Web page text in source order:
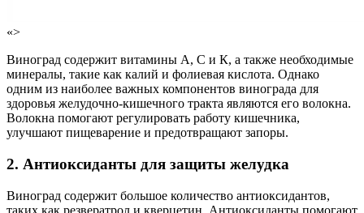
«>
Виноград содержит витамины А, С и К, а также необходимые
минералы, такие как калий и фолиевая кислота. Однако
одним из наиболее важных компонентов винограда для
здоровья желудочно-кишечного тракта являются его волокна.
Волокна помогают регулировать работу кишечника,
улучшают пищеварение и предотвращают запоры.
2. Антиоксиданты для защиты желудка
Виноград содержит большое количество антиоксидантов,
таких как резвератрол и кверцетин. Антиоксиданты помогают